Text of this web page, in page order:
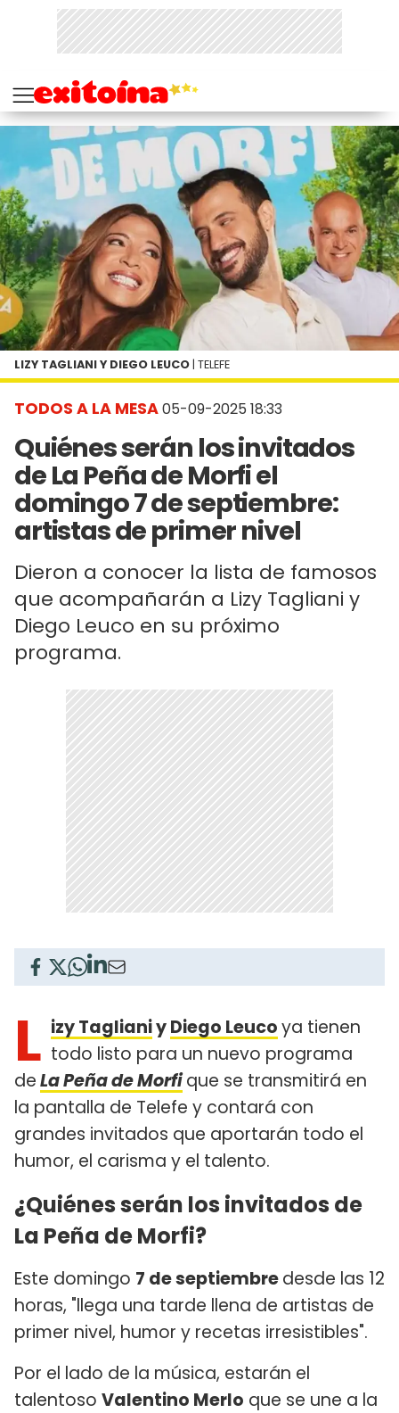
TODOS A LA MESA05-09-2025 18:33
Quiénes serán los invitados
de La Peña de Morfi el
domingo 7 de septiembre:
artistas de primer nivel
Dieron a conocer la lista de famosos
que acompañarán a Lizy Tagliani y
Diego Leuco en su próximo
programa.
LIZY TAGLIANI Y DIEGO LEUCO | TELEFE
L izy TaglianiyDiego Leucoya tienen
todo listo para un nuevo programa
deLa Peña de Morfique se transmitirá en
la pantalla de Telefe y contará con
grandes invitados que aportarán todo el
humor, el carisma y el talento.
¿Quiénes serán los invitados de
La Peña de Morfi?
Este domingo 7 de septiembredesde las 12
horas, "llega una tarde llena de artistas de
primer nivel, humor y recetas irresistibles".
Por el lado de la música, estarán el
talentoso Valentino Merlo que se une a la